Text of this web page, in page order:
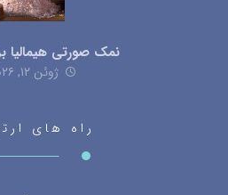
نمک صورتی هیمالیا
ژوئن ۱۲, ۲۰۲۶
راه های